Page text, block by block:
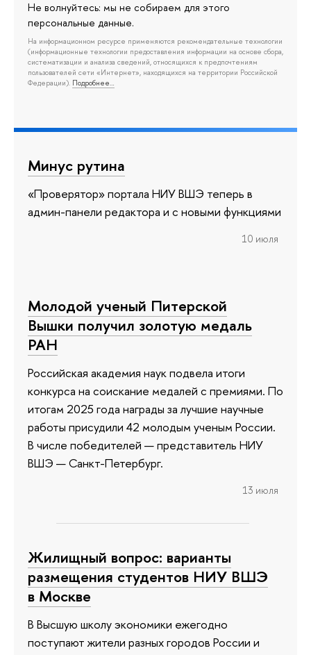
Не волнуйтесь: мы не собираем для этого
персональные данные.
На информационном ресурсе применяются рекомендательные технологии
(информационные технологии предоставления информации на основе сбора,
систематизации и анализа сведений, относящихся к предпочтениям
пользователей сети «Интернет», находящихся на территории Российской
Федерации). Подробнее…
Минус рутина
«Проверятор» портала НИУ ВШЭ теперь в
админ-панели редактора и с новыми функциями
10 июля
Молодой ученый Питерской
Вышки получил золотую медаль
РАН
Российская академия наук подвела итоги
конкурса на соискание медалей с премиями. По
итогам 2025 года награды за лучшие научные
работы присудили 42 молодым ученым России.
В числе победителей — представитель НИУ
ВШЭ — Санкт-Петербург.
13 июля
Жилищный вопрос: варианты
размещения студентов НИУ ВШЭ
в Москве
В Высшую школу экономики ежегодно
поступают жители разных городов России и